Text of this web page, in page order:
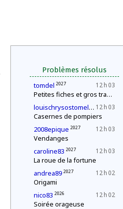
Problèmes résolus
12 h 03
tomdel 2027
Petites fiches et gros travail
12 h 03
louischrysostomelegueult 2027
Casernes de pompiers
12 h 03
2008epique 2027
Vendanges
12 h 03
caroline83 2027
La roue de la fortune
12 h 02
andrea89 2027
Origami
12 h 02
nico83 2026
Soirée orageuse